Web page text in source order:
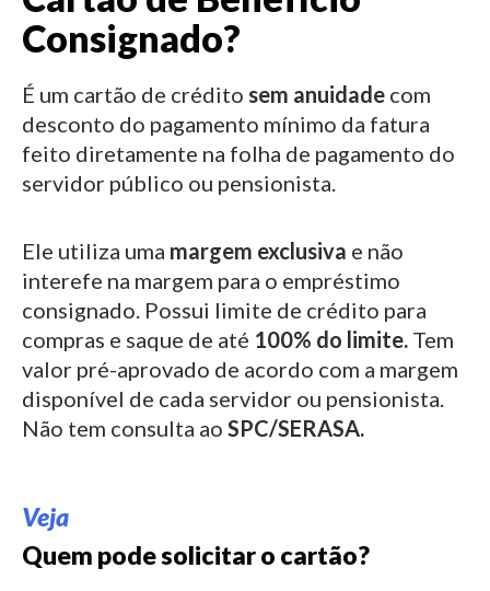
Consignado?
É um cartão de crédito sem anuidade com
desconto do pagamento mínimo da fatura
feito diretamente na folha de pagamento do
servidor público ou pensionista.
Ele utiliza uma margem exclusiva e não
interefe na margem para o empréstimo
consignado. Possui limite de crédito para
compras e saque de até 100% do limite. Tem
valor pré-aprovado de acordo com a margem
disponível de cada servidor ou pensionista.
Não tem consulta ao SPC/SERASA.
Veja
Quem pode solicitar o cartão?